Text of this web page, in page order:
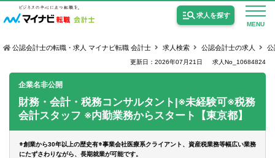
MENU
求人を探す
公認会計士の求人
監査法人の求人
公認会計士の転職・求人 マイナビ転職 会計士 求人検索 公認会計士の求人 公
更新日：2026年07月21日 求人No_10684824
企業名非公開
財務・会計・税務コンサルタント|※未経験可※税務
会計スタッフ ※内勤業務からスタート【東京都】
※創業から30年以上の歴史有※事業会社医療系クライアント、資産税業務等幅広い業務
にたずさわりながら、長期就業が可能です。